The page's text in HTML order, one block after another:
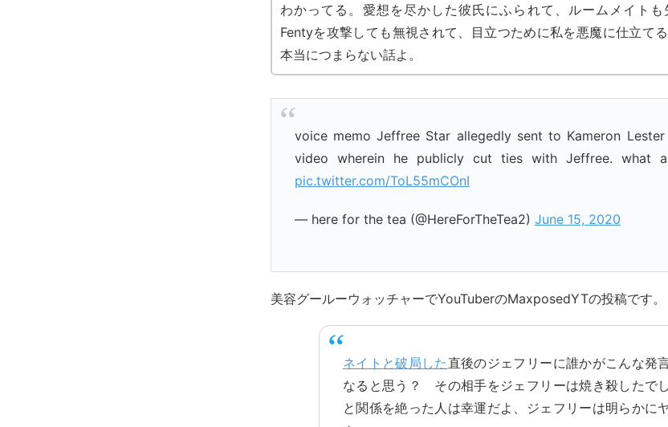
わかってる。愛想を尽かした彼氏にふられて、ルームメイトも
Fentyを攻撃しても無視されて、目立つために私を悪魔に仕立て
本当につまらない話よ。
voice memo Jeffree Star allegedly sent to Kameron
video wherein he publicly cut ties with Jeffree. what
pic.twitter.com/ToL55mCOnI
— here for the tea (@HereForTheTea2) June 15, 2020
美容グールーウォッチャーでYouTuberのMaxposedYTの投稿です。
ネイトと破局した直後のジェフリーに誰かがこんな発
なると思う？ その相手をジェフリーは焼き殺したで
と関係を絶った人は幸運だよ、ジェフリーは明らかに